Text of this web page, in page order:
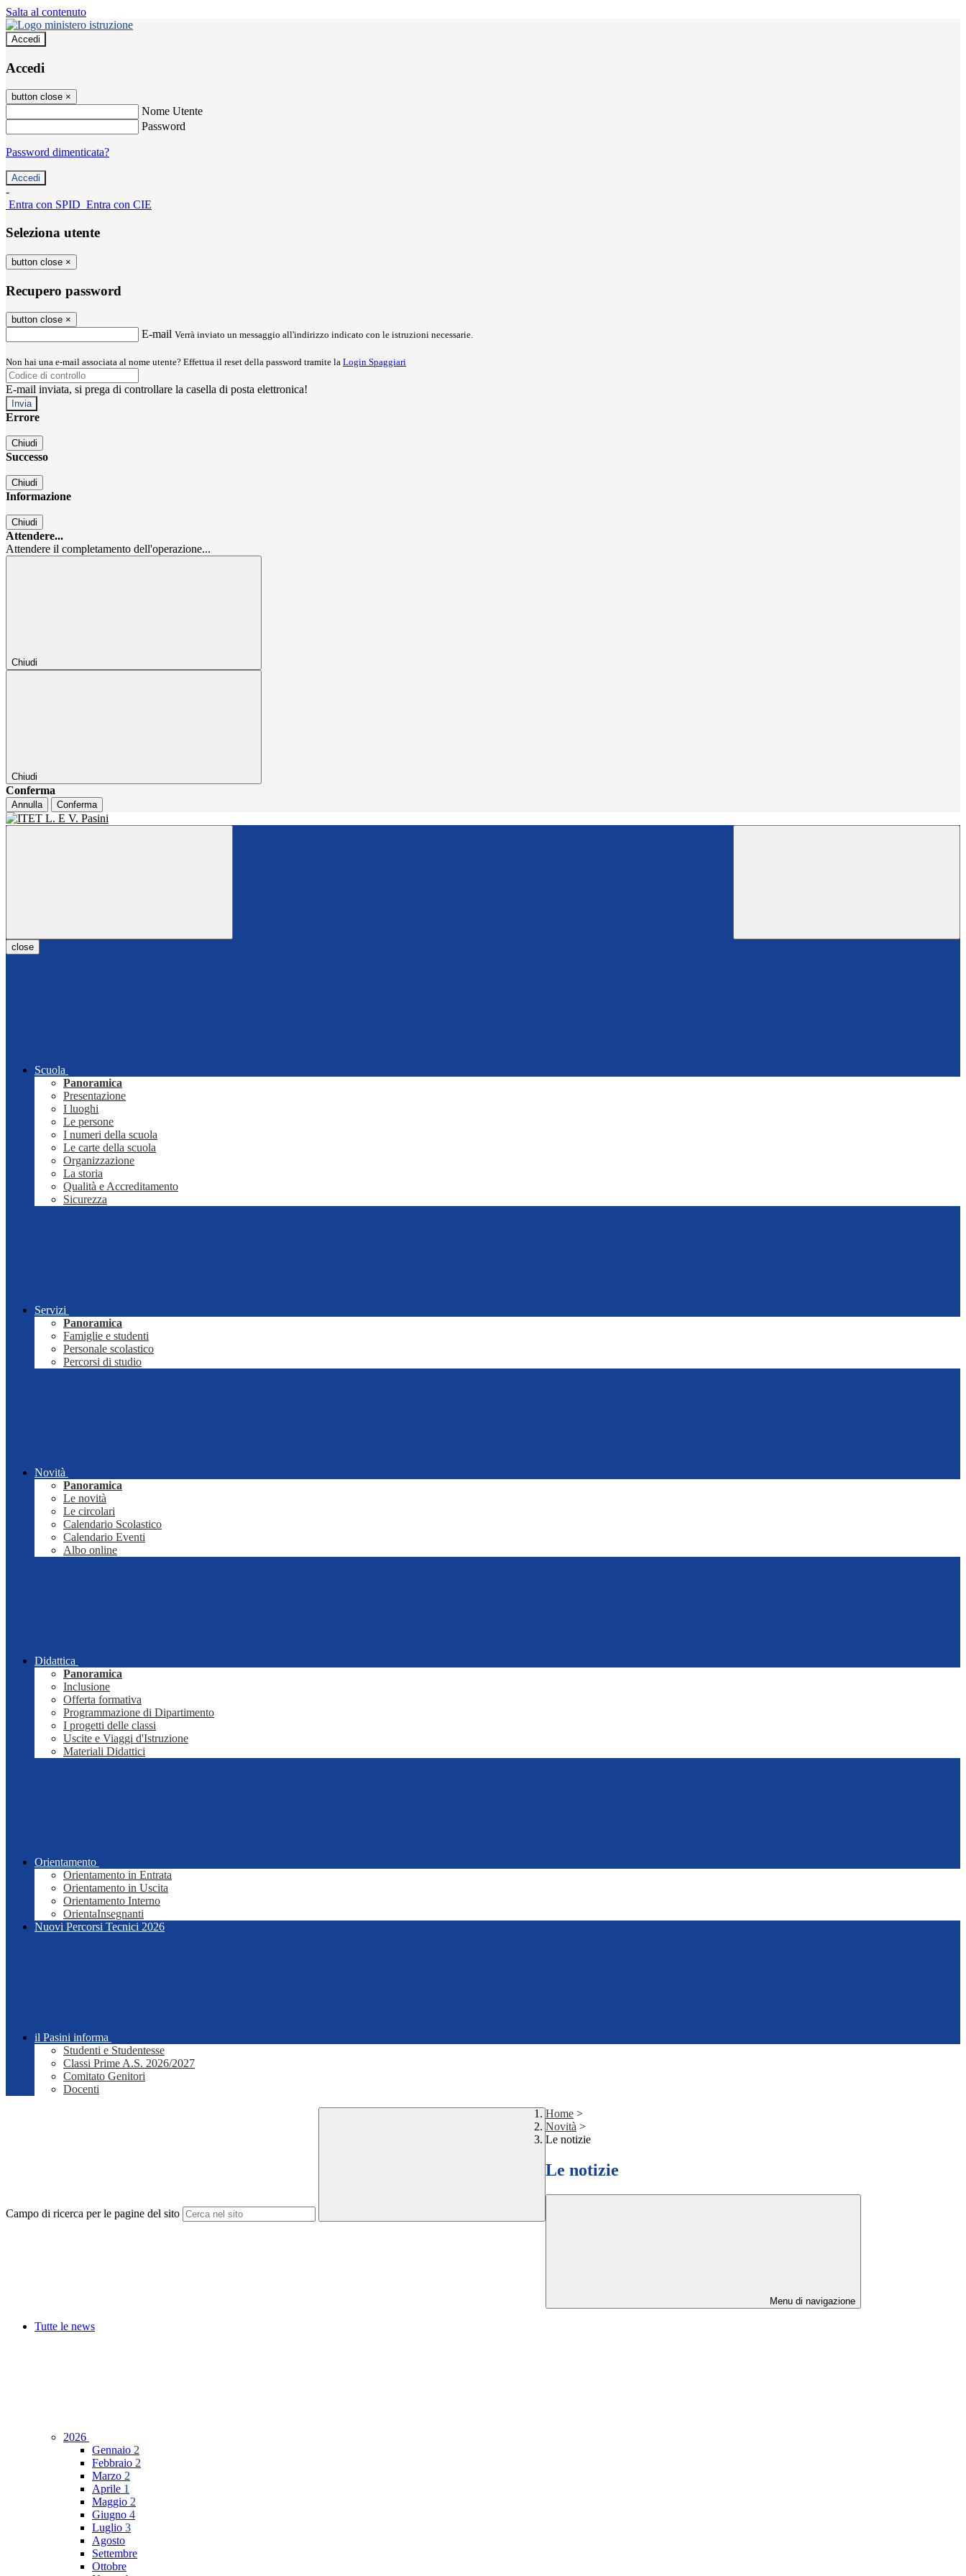
Salta al contenuto
Accedi
Accedi
button close ×
Nome Utente
Password
Password dimenticata?
-
Entra con SPID Entra con CIE
Seleziona utente
button close ×
Recupero password
button close ×
E-mail Verrà inviato un messaggio all'indirizzo indicato con le istruzioni necessarie.
Non hai una e-mail associata al nome utente? Effettua il reset della password tramite la Login Spaggiari
E-mail inviata, si prega di controllare la casella di posta elettronica!
Errore
Chiudi
Successo
Chiudi
Informazione
Chiudi
Attendere...
Attendere il completamento dell'operazione...
Chiudi
Chiudi
Conferma
Annulla Conferma
close
Scuola
Panoramica
Presentazione
I luoghi
Le persone
I numeri della scuola
Le carte della scuola
Organizzazione
La storia
Qualità e Accreditamento
Sicurezza
Servizi
Panoramica
Famiglie e studenti
Personale scolastico
Percorsi di studio
Novità
Panoramica
Le novità
Le circolari
Calendario Scolastico
Calendario Eventi
Albo online
Didattica
Panoramica
Inclusione
Offerta formativa
Programmazione di Dipartimento
I progetti delle classi
Uscite e Viaggi d'Istruzione
Materiali Didattici
Orientamento
Orientamento in Entrata
Orientamento in Uscita
Orientamento Interno
OrientaInsegnanti
Nuovi Percorsi Tecnici 2026
il Pasini informa
Studenti e Studentesse
Classi Prime A.S. 2026/2027
Comitato Genitori
Docenti
Campo di ricerca per le pagine del sito
Home >
Novità >
Le notizie
Le notizie
Menu di navigazione
Tutte le news
2026
Gennaio 2
Febbraio 2
Marzo 2
Aprile 1
Maggio 2
Giugno 4
Luglio 3
Agosto
Settembre
Ottobre